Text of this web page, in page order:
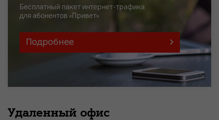
Бесплатный пакет интернет-трафика
для абонентов «Привет»
Подробнее
Удаленный офис